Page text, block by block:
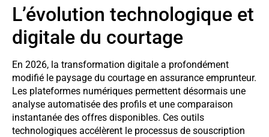
L’évolution technologique et
digitale du courtage
En 2026, la transformation digitale a profondément
modifié le paysage du courtage en assurance emprunteur.
Les plateformes numériques permettent désormais une
analyse automatisée des profils et une comparaison
instantanée des offres disponibles. Ces outils
technologiques accélèrent le processus de souscription